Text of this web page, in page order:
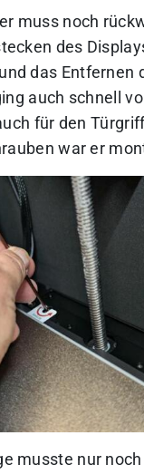
muss noch
des
das Entfernen
auch schnell
für den
war er
musste nur